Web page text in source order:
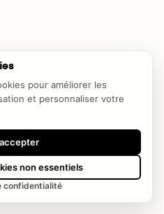
pour améliorer les
et personnaliser votre
non essentiels
confidentialité